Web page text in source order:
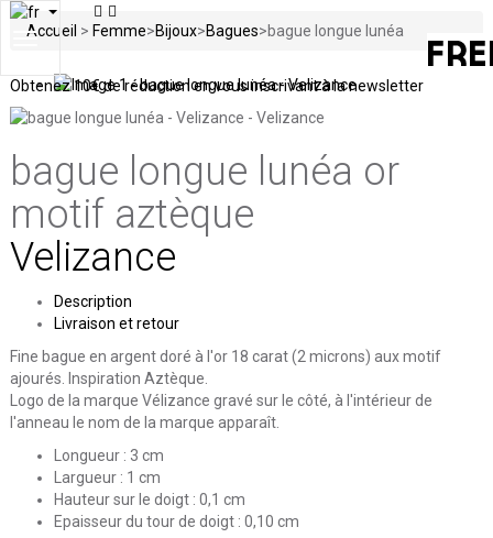
Toggle
Obtenez10€ de réduction en vous inscrivant à la newsletter
Accueil > Femme>Bijoux>Bagues>bague longue lunéa
bague longue lunéa or
motif aztèque
Velizance
Description
Livraison et retour
Fine bague en argent doré à l'or 18 carat (2 microns) aux motif
ajourés. Inspiration Aztèque.
Logo de la marque Vélizance gravé sur le côté, à l'intérieur de
l'anneau le nom de la marque apparaît.
Longueur : 3 cm
Largueur : 1 cm
Hauteur sur le doigt : 0,1 cm
Epaisseur du tour de doigt : 0,10 cm